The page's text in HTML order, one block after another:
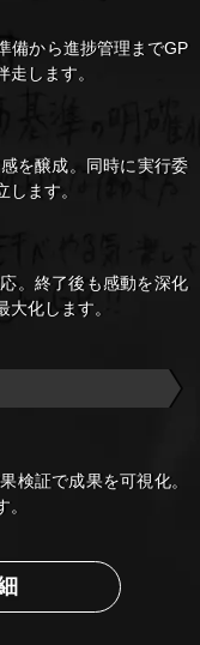
備から進捗管理までGP
します。
を醸成。同時に実行委
ます。
。終了後も感動を深化
化します。
検証で成果を可視化。